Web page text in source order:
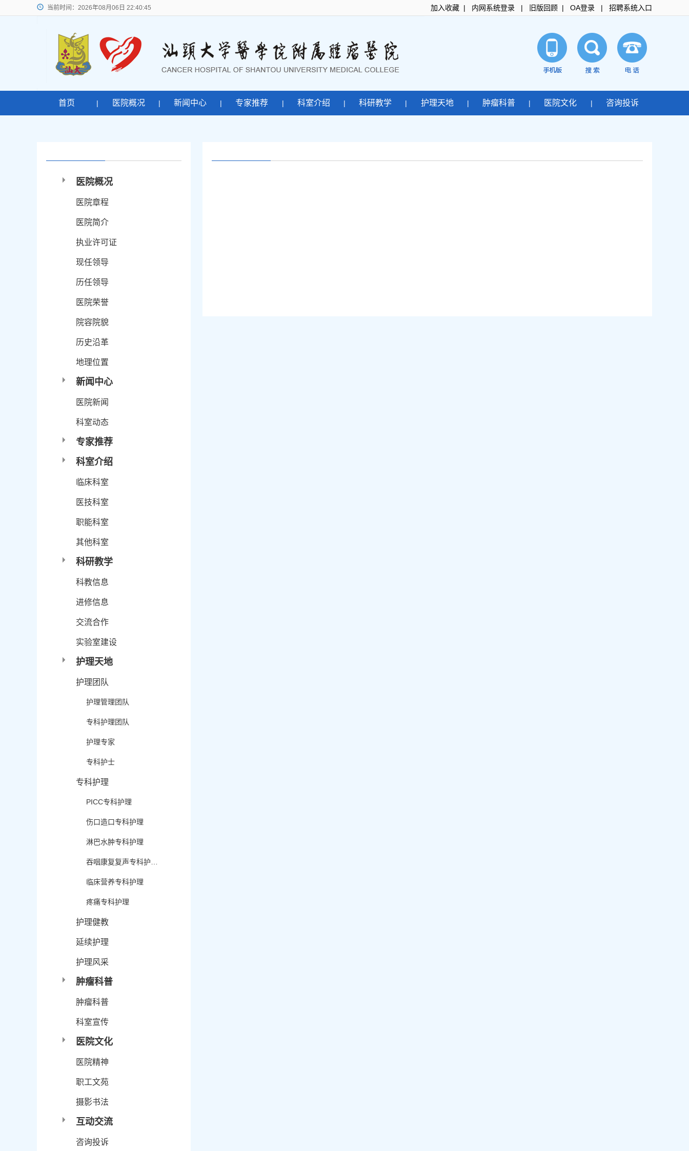
当前时间： 2026年08月06日 22:40:46 加入收藏 | 内网系统登录 | 旧版回顾 | OA登录 | 招聘系统入口
首页 | 医院概况 | 新闻中心 | 专家推荐 | 科室介绍 | 科研教学 | 护理天地 | 肿瘤科普 | 医院文化 | 咨询投诉
医院概况
医院章程
医院简介
执业许可证
现任领导
历任领导
医院荣誉
院容院貌
历史沿革
地理位置
新闻中心
医院新闻
科室动态
专家推荐
科室介绍
临床科室
医技科室
职能科室
其他科室
科研教学
科教信息
进修信息
交流合作
实验室建设
护理天地
护理团队
护理管理团队
专科护理团队
护理专家
专科护士
专科护理
PICC专科护理
伤口造口专科护理
淋巴水肿专科护理
吞咽康复复声专科护…
临床营养专科护理
疼痛专科护理
护理健教
延续护理
护理风采
肿瘤科普
肿瘤科普
科室宣传
医院文化
医院精神
职工文苑
摄影书法
互动交流
咨询投诉